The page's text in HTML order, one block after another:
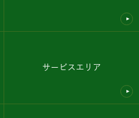
サービスエリア